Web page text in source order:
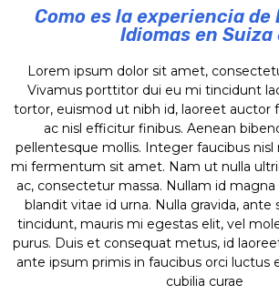
Como es la experiencia de
Idiomas en Suiza
Lorem ipsum dolor sit amet,
Vivamus porttitor dui eu mi tincidunt
tortor, euismod ut nibh id, laoreet auctor
ac nisl efficitur finibus. Aenean
pellentesque mollis. Integer faucibus nisl
mi fermentum sit amet. Nam ut nulla
ac, consectetur massa. Nullam id
blandit vitae id urna. Nulla gravida, ante
tincidunt, mauris mi egestas elit, vel
purus. Duis et consequat metus, id
ante ipsum primis in faucibus orci luctus
cubilia curae